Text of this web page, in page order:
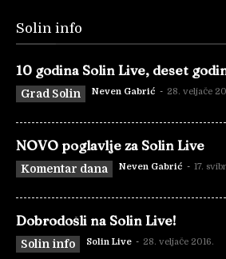
Solin info
10 godina Solin Live, deset
Grad Solin Neven Gabrić - 28. veljače
NOVO poglavlje za Solin Live
Komentar dana Neven Gabrić - 17.
Dobrodošli na Solin Live!
Solin info Solin Live - 28. veljače 2016.